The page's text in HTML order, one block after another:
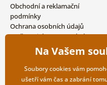
Obchodní a reklamační
podmínky
Ochrana osobních údajů
Možnosti dopravy a platby
Vrácení zbožíNa Vašem
Soubory cookies vám
ušetří vám čas a zabrání